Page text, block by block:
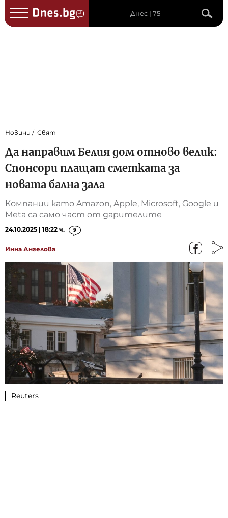
Днес | 75
Новини Свят
Да направим Белия дом отново велик:
Спонсори плащат сметката за
новата бална зала
Компании като Amazon, Apple, Microsoft, Google и
Meta са само част от дарителите
24.10.2025 | 18:22 ч. 9
Инна Ангелова
Reuters